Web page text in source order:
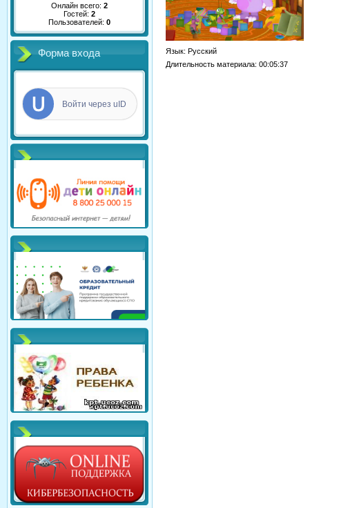
Онлайн всего: 2
Гостей: 2
Пользователей: 0
Форма входа
Войти через uID
Язык: Русский
Длительность материала: 00:05:37